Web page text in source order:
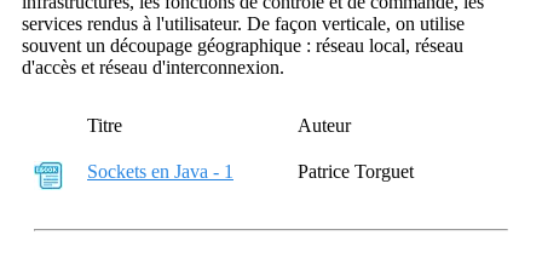
services rendus à l'utilisateur. De façon verticale, on utilise
souvent un découpage géographique : réseau local, réseau
d'accès et réseau d'interconnexion.
Titre Auteur
Sockets en Java - 1 Patrice Torguet